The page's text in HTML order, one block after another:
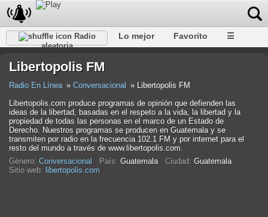
Radio
aleatoria
Lo mejor Favorito ☰
Libertopolis FM
Radio En Línea Conversacional
Libertopolis FM
Libertopolis.com produce programas de opinión que defienden las
ideas de la libertad, basadas en el respeto a la vida, la libertad y la
propiedad de todas las personas en el marco de un Estado de
Derecho. Nuestros programas se producen en Guatemala y se
transmiten por radio en la frecuencia 102.1 FM y por internet para el
resto del mundo a través de www.libertopolis.com.
Género: Conversacional País: Guatemala Ciudad: Guatemala
Sitio web: libertopolis.com